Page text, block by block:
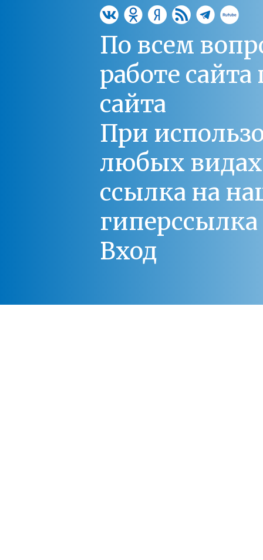
По всем
работе
сайта
При
любых
ссылка на
Вход